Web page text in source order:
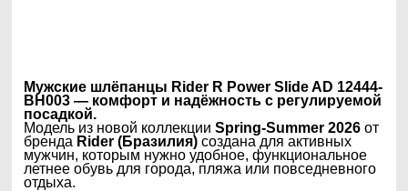
Мужские шлёпанцы Rider R Power Slide AD 12444-
BH003 — комфорт и надёжность с регулируемой
посадкой.
Модель из новой коллекцииSpring-Summer 2026 от
бренда Rider (Бразилия) создана для активных
мужчин, которым нужно удобное, функциональное
летнее обувь для города, пляжа или повседневного
отдыха.